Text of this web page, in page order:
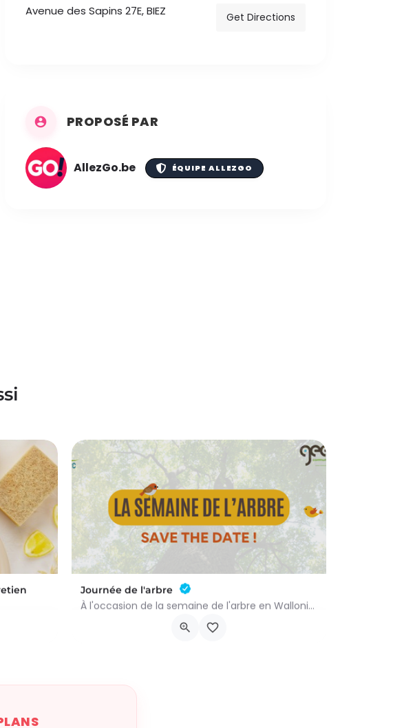
Avenue des Sapins 27E, BIEZ Get Directions
PROPOSÉ PAR
AllezGo.be ÉQUIPE ALLEZGO
Journée de l'arbre
À l'occasion de la semaine de l'arbre en Wallonie, nous vous proposons l'annuelle distribution gratuite des…